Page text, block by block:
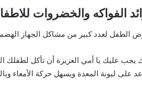
الفواكه والخضروات
الطفل لعدد كبير من مشاكل الجهاز
يجب عليك يا أمي العزيزة أن تأكل لطفلك
على ليونة المعدة ويسهل حركة الأمعاء